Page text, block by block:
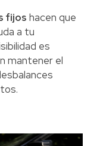
fijos hacen que
a tu
es
mantener el